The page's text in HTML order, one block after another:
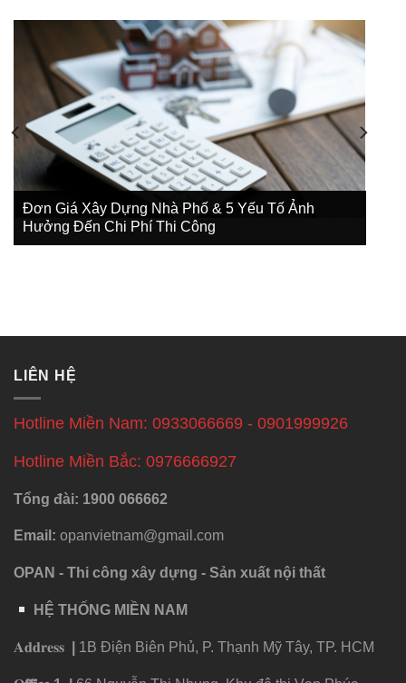
Đơn Giá Xây Dựng Nhà Phố & 5 Yếu Tố Ảnh
Hưởng Đến Chi Phí Thi Công
LIÊN HỆ
Hotline Miền Nam: 0933066669 - 0901999926
Hotline Miền Bắc: 0976666927
Tổng đài: 1900 066662
Email: opanvietnam@gmail.com
OPAN - Thi công xây dựng - Sản xuất nội thất
HỆ THỐNG MIỀN NAM
𝐀𝐝𝐝𝐫𝐞𝐬𝐬 1B Điện Biên Phủ, P. Thạnh Mỹ Tây, TP. HCM